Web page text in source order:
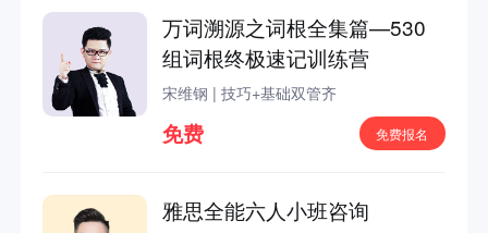
万词溯源之词根全集篇—530
组词根终极速记训练营
宋维钢 | 技巧+基础双管齐
免费 免费报名
雅思全能六人小班咨询